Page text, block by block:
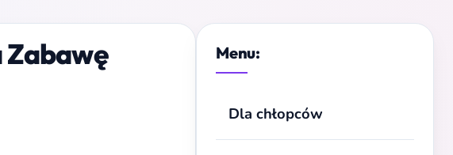
Menu:
Dla chłopców